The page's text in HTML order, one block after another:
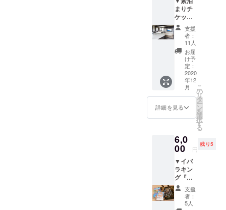
ルゴン
ゾーラ
チーズ
ケー
キ）
（直径
約１２
cm）を
お届け
いたし
ます。
紙 真心
を込め
たお礼
の手紙
ととも
に、
チーズ
ケーキ
専門店
かんら
くヤで
丹精込
めてつ
３種
（レア
チーズ
ケー
キ・ベ
イクド
チーズ
ケー
キ・ゴ
まりチ
ケット
●露天
風呂
●宿泊
▼お礼
のお手
を込め
たお礼
の手紙
ととも
に、ト
レー
ラーホ
ブソン
グでの
素泊ま
り宿泊
券＋湯
かっぺ
入湯券
のお届
け。 ※
支援
者：
11人
お届
け予
定：
2020
年12
月
詳細を見る
こ
の
リ
タ
ー
ン
を
選
択
す
る
6,0
00 円
残り5
▼イバ
ラキン
グ『迷
彩トー
ト
（大）
支援
者：
5人